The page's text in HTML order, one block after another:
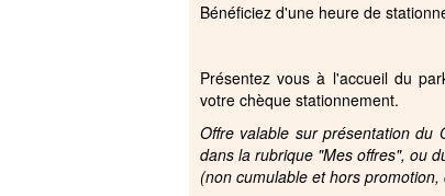
Bénéficiez d'une heure de
Présentez vous à l'accueil du
votre chèque stationnement.
Offre valable sur présentation du
dans la rubrique "Mes offres", ou
(non cumulable et hors